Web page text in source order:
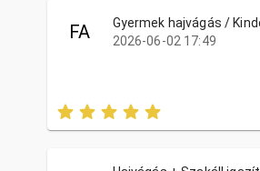
FA
Gyermek hajvágás /
2026-06-02 17:49